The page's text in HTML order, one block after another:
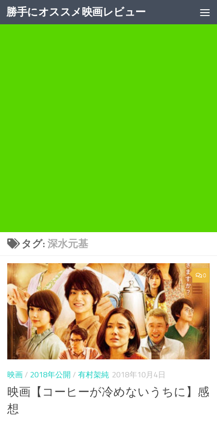
コンテンツへスキップ
勝手にオススメ映画レビュー
タグ: 深水元基
0
映画 / 2018年公開 / 有村架純 2018年10月4日
映画【コーヒーが冷めないうちに】感
想